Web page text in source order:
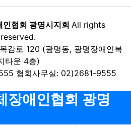
협회 광명시지회 All rights
reserved.
감로 120 (광명동, 광명장애인복
타운 4층)
협회사무실: 02)2681-9555
장애인협회 광명